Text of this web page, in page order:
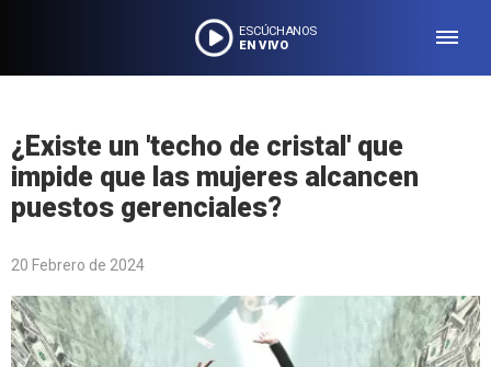
ESCÚCHANOS
EN VIVO
¿Existe un 'techo de cristal' que
impide que las mujeres alcancen
puestos gerenciales?
20 Febrero de 2024